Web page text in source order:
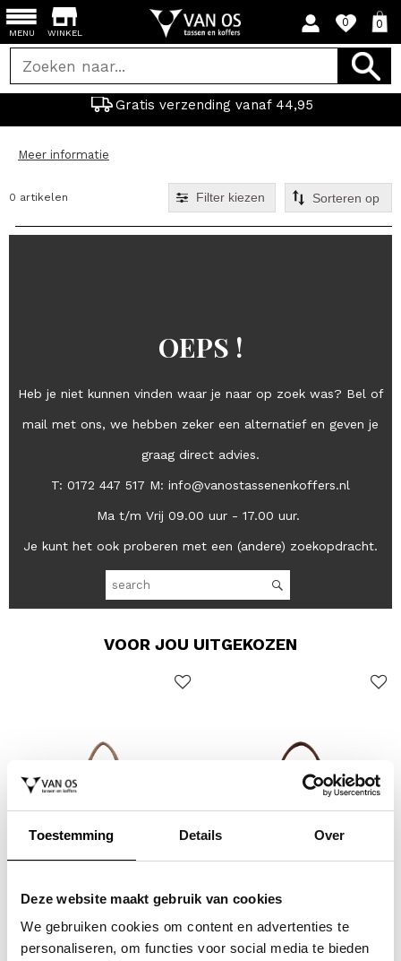
Toestemming Details Over
Deze website maakt gebruik van cookies
We gebruiken cookies om content en advertenties te
personaliseren, om functies voor social media te bieden
WINKEL
0 0
Gratis verzending vanaf 44,95
MENU
Meer informatie
0 artikelen Filter kiezen
OEPS !
Heb je niet kunnen vinden waar je naar op zoek was? Bel of
mail met ons, we hebben zeker een alternatief en geven je
graag direct advies.
T: 0172 447 517 M: info@vanostassenenkoffers.nl
Ma t/m Vrij 09.00 uur - 17.00 uur.
Je kunt het ook proberen met een (andere) zoekopdracht.
VOOR JOU UITGEKOZEN
grote schoudertas /
handtas dames birina
49,95
grote schoudertas /
handtas dames birina
49,95